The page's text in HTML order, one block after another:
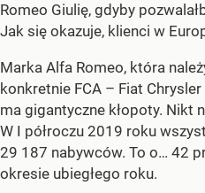
Romeo Giulię, gdyby
Jak się okazuje, klienci w
Marka Alfa Romeo, która
konkretnie FCA – Fiat
ma gigantyczne kłopoty. Nikt
W I półroczu 2019 roku
29 187 nabywców. To o… 42
okresie ubiegłego roku.